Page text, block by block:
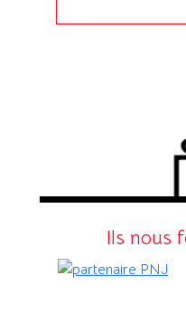
Ils nous